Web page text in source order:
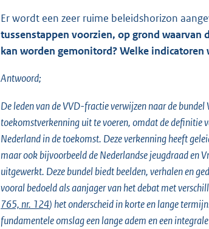
Er wordt een zeer ruime beleidshorizon
tussenstappen voorzien, op grond waarvan
kan worden gemonitord? Welke indicatoren
Antwoord;
De leden van de VVD-fractie verwijzen naar de
toekomstverkenning uit te voeren, omdat de definitie
Nederland in de toekomst. Deze verkenning heeft
maar ook bijvoorbeeld de Nederlandse jeugdraad en
uitgewerkt. Deze bundel biedt beelden, verhalen en
vooral bedoeld als aanjager van het debat met
765, nr. 124) het onderscheid in korte en lange
fundamentele omslag een lange adem en een